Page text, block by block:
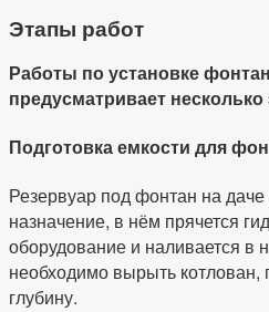
Этапы работ
Работы по установке
предусматривает несколько
Подготовка емкости для
Резервуар под фонтан на
назначение, в нём прячется
оборудование и наливается в
необходимо вырыть котлован,
глубину.